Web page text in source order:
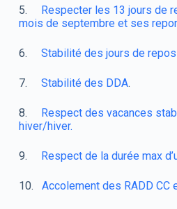
5. Respecter les 13 jours de
mois de septembre et ses
6. Stabilité des jours de
7. Stabilité des DDA.
8. Respect des vacances
hiver/hiver.
9. Respect de la durée max
10. Accolement des RADD CC